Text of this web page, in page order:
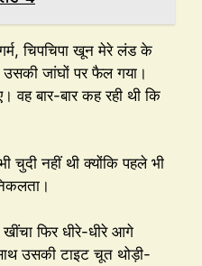
चिपचिपा खून मेरे लंड के
जांघों पर फैल गया।
वह बार-बार कह रही थी कि
नहीं थी क्योंकि पहले भी
फिर धीरे-धीरे आगे
उसकी टाइट चूत थोड़ी-